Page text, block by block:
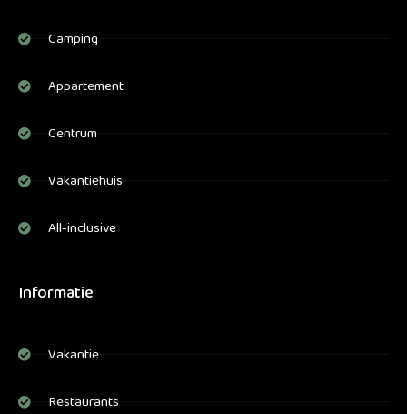
Camping
Appartement
Centrum
Vakantiehuis
All-inclusive
Informatie
Vakantie
Restaurants